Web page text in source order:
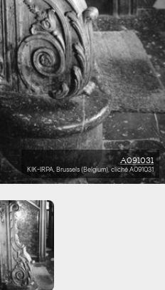
A091031
KIK-IRPA, Brussels (Belgium), cliché A091031